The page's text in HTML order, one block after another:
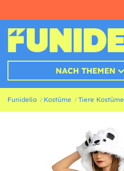
NACH THEMEN
Funidelia Kostüme Tiere Kostüme